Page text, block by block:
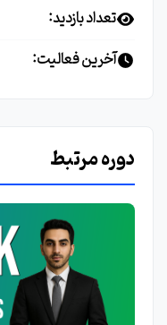
تعداد بازدید:
آخرین فعالیت:
دوره مرتبط